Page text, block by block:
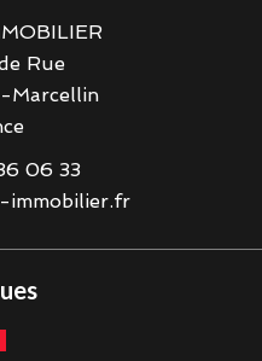
Rue
Marcellin
06 33
immobilier.fr